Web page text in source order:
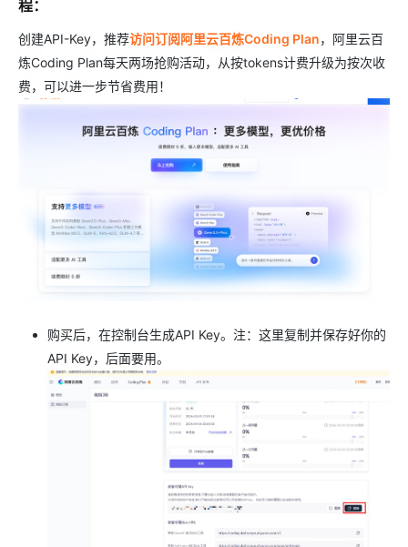
程：
创建API-Key，推荐访问订阅阿里云百炼Coding Plan，阿里云百
炼Coding Plan每天两场抢购活动，从按tokens计费升级为按次收
费，可以进一步节省费用！
购买后，在控制台生成API Key。注：这里复制并保存好你的
API Key，后面要用。